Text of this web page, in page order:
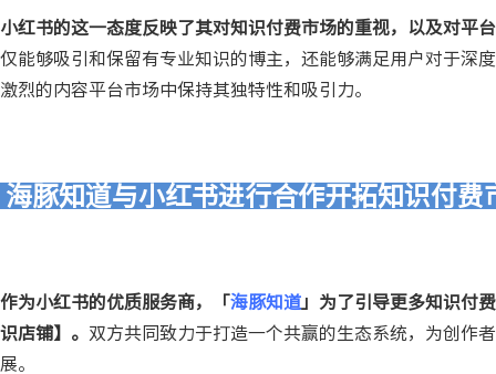
小红书的这一态度反映了其对知识付费市场的重视，以及对平
仅能够吸引和保留有专业知识的博主，还能够满足用户对于深
激烈的内容平台市场中保持其独特性和吸引力。
海豚知道与小红书进行合作开拓知识付费
作为小红书的优质服务商，「 海豚知道 」为了引导更多知识付
识店铺】。 双方共同致力于打造一个共赢的生态系统，为创作
展。